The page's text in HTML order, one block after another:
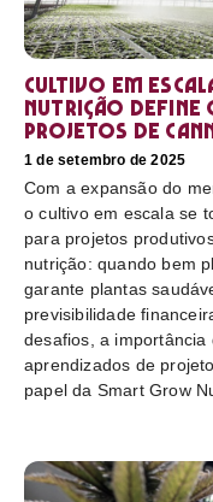
Cultivo em
nutrição define
projetos de
1 de setembro de 2025
Com a expansão do
o cultivo em escala se
para projetos
nutrição: quando bem
garante plantas
previsibilidade
desafios, a
aprendizados de
papel da Smart Grow